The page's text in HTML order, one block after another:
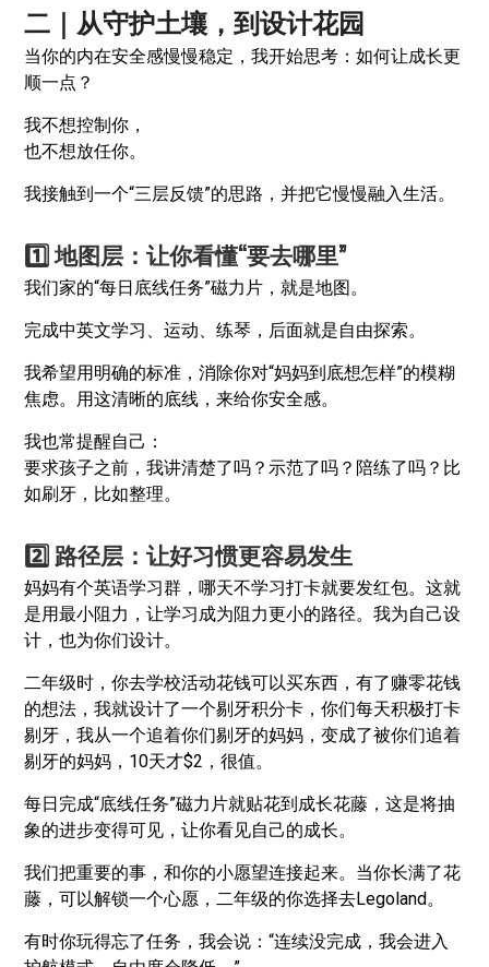
二｜从守护土壤，到设计花园
当你的内在安全感慢慢稳定，我开始思考：如何让成长更
顺一点？
我不想控制你，
也不想放任你。
我接触到一个“三层反馈”的思路，并把它慢慢融入生活。
1️⃣ 地图层：让你看懂“要去哪里”
我们家的“每日底线任务”磁力片，就是地图。
完成中英文学习、运动、练琴，后面就是自由探索。
我希望用明确的标准，消除你对“妈妈到底想怎样”的模糊
焦虑。用这清晰的底线，来给你安全感。
我也常提醒自己：
要求孩子之前，我讲清楚了吗？示范了吗？陪练了吗？比
如刷牙，比如整理。
2️⃣ 路径层：让好习惯更容易发生
妈妈有个英语学习群，哪天不学习打卡就要发红包。这就
是用最小阻力，让学习成为阻力更小的路径。我为自己设
计，也为你们设计。
二年级时，你去学校活动花钱可以买东西，有了赚零花钱
的想法，我就设计了一个剔牙积分卡，你们每天积极打卡
剔牙，我从一个追着你们剔牙的妈妈，变成了被你们追着
剔牙的妈妈，10天才$2，很值。
每日完成“底线任务”磁力片就贴花到成长花藤，这是将抽
象的进步变得可见，让你看见自己的成长。
我们把重要的事，和你的小愿望连接起来。当你长满了花
藤，可以解锁一个心愿，二年级的你选择去Legoland。
有时你玩得忘了任务，我会说：“连续没完成，我会进入